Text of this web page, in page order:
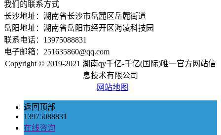
我们的联系方式
长沙地址：湖南省长沙市岳麓区岳麓街道
岳阳地址：湖南省岳阳市经开区海凌科技园
联系电话：13975088831
电子邮箱：251635860@qq.com
Copyright © 2019-2021 湖南qy千亿-千亿(国际)唯一官方网站信
息技术有限公司
网站地图
返回顶部
13975088831
在线咨询